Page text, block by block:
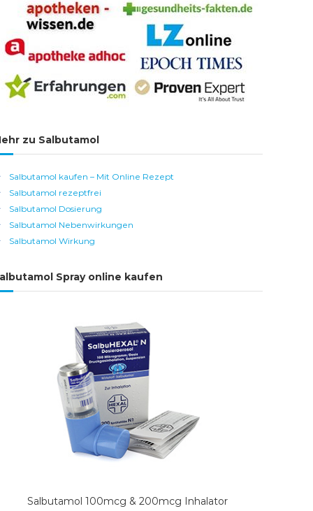
zu Salbutamol
Salbutamol kaufen – Mit Online Rezept
Salbutamol rezeptfrei
Salbutamol Dosierung
Salbutamol Nebenwirkungen
Salbutamol Wirkung
Spray online kaufen
Salbutamol 100mcg & 200mcg Inhalator